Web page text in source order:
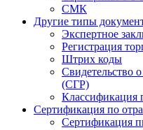
СМК
Другие типы
Экспертное
Регистрация
Штрих коды
Свидетельство
(СГР)
Классификация
Сертификация по
Сертификация